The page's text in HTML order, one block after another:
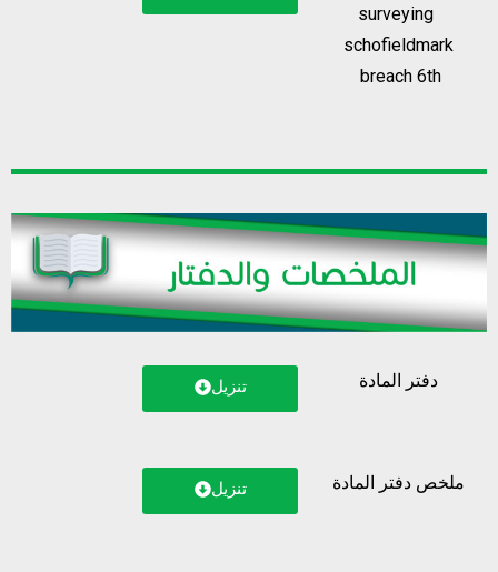
surveying
schofieldmark
breach 6th
دفتر المادة تنزيل
ملخص دفتر المادة تنزيل